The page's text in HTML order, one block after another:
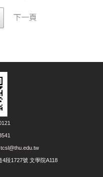
下一頁
段1727號 文學院A118